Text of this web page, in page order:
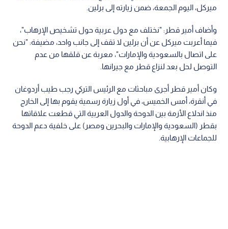
ميركل، اليوم الجمعة، ضمن زيارته إلى برلين.
وأضاف أمير قطر: "نختلف مع دول عربية حول تشخيص الإرهاب"،
فيما أعربت ميركل عن أن برلين لا تقف إلى جانب واحد، مضيفة: "نحن
على اتصال بالسعودية والإمارات"، معربة عن قلقها من عدم
التوصل لحل بعد لنزاع قطر مع جيرانها.
وكان أمير قطر أجرى مباحثات مع الرئيس التركي رجب طيب أردوغان
في أنقرة، أمس الخميس، في أول زيارة رسمية يقوم بها إلى الخارج
منذ اندلاع الأزمة بين الدوحة والدول العربية التي قطعت علاقاتها
بقطر (السعودية والإمارات والبحرين ومصر) على خلفية دعم الدوحة
للجماعات الإرهابية.